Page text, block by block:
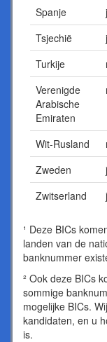
Spanje
Tsjechië
Turkije
Verenigde
Arabische
Emiraten
Wit-Rusland
Zweden
Zwitserland
¹ Deze BICs
landen van de
banknummer
² Ook deze BICs
sommige
mogelijke BICs.
kandidaten, en u
is.